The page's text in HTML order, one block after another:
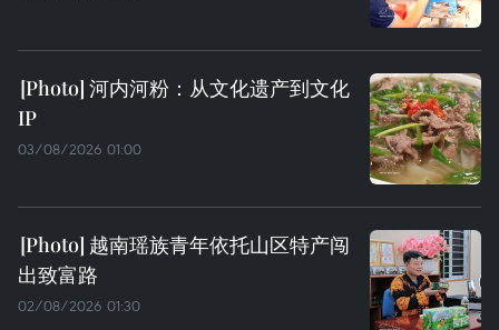
河内河粉：从文化遗产到文化
IP
03/08/2026 01:00
越南瑶族青年依托山区特产闯
出致富路
02/08/2026 01:30